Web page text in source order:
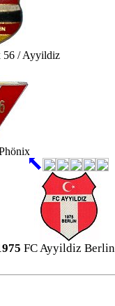
56 / Ayyildiz
FC Ayyildiz